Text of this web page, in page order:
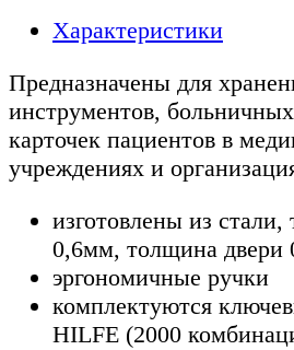
Характеристики
Предназначены для
инструментов,
карточек пациентов в
учреждениях и
изготовлены из
0,6мм, толщина двери
эргономичные ручки
комплектуются
HILFE (2000